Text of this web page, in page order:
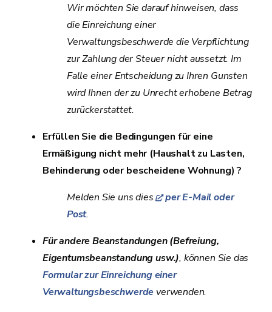
Wir möchten Sie darauf hinweisen, dass
die Einreichung einer
Verwaltungsbeschwerde die Verpflichtung
zur Zahlung der Steuer nicht aussetzt. Im
Falle einer Entscheidung zu Ihren Gunsten
wird Ihnen der zu Unrecht erhobene Betrag
zurückerstattet.
Erfüllen Sie die Bedingungen für eine
Ermäßigung nicht mehr (Haushalt zu Lasten,
Behinderung oder bescheidene Wohnung) ?
Melden Sie uns dies
per E-Mail oder
Post.
Für andere Beanstandungen (Befreiung,
Eigentumsbeanstandung usw.), können Sie das
Formular zur Einreichung einer
Verwaltungsbeschwerde verwenden.